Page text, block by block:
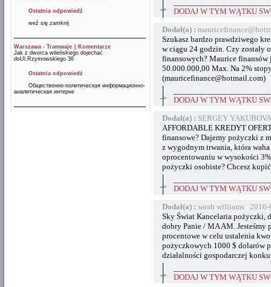
Ostatnia odpowiedź
weź się zamknij
Warszawa - Tramwaje
Komentarze
Jak z dworca wileńskiego dojechać
doUl.Rzymowskiego 36
Ostatnia odpowiedź
Общественно-политическая информационно-
аналитическая интерне
->
DODAJ W TYM WĄTKU
Dodał(a) :
Szukasz bardzo prawdziwego
w ciągu 24 godzin. Czy zostały
finansowych? Maurice
50.000.000,00 Max. Na 2%
(mauricefinance@hotmail.com)
->
DODAJ W TYM WĄTKU
Dodał(a) : SERGEY
AFFORDABLE KREDYT
finansowe? Dajemy pożyczki z
z wygodnym trwania, która
oprocentowaniu w wysokości
pożyczki osobiste? Chcesz
->
DODAJ W TYM WĄTKU
Dodał(a) : sarah williams 2016-
Sky Świat Kancelaria pożyczki,
dobry Panie / MA AM.
procentowe w celu ustalenia
pożyczkowych 1000 $ dolarów
działalności gospodarczej
->
DODAJ W TYM WĄTKU